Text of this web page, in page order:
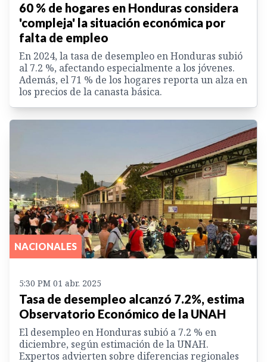
60 % de hogares en Honduras considera
'compleja' la situación económica por
falta de empleo
En 2024, la tasa de desempleo en Honduras subió
al 7.2 %, afectando especialmente a los jóvenes.
Además, el 71 % de los hogares reporta un alza en
los precios de la canasta básica.
NACIONALES
5:30 PM 01 abr. 2025
Tasa de desempleo alcanzó 7.2%, estima
Observatorio Económico de la UNAH
El desempleo en Honduras subió a 7.2 % en
diciembre, según estimación de la UNAH.
Expertos advierten sobre diferencias regionales